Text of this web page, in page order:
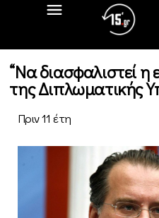
“Να διασφαλιστεί η
της Διπλωματικής
Πριν 11 έτη